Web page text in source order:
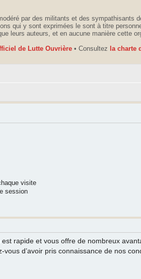
par des militants et des sympathisants
qui y sont exprimées le sont à titre
leurs auteurs, et en aucune manière cette
de Lutte Ouvrière • Consultez la charte
visite
session
rapide et vous offre de nombreux
d’avoir pris connaissance de nos